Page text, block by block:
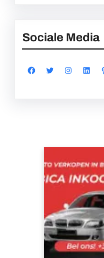
Sociale Media
Facebook Twitter Instagram LinkedIn Pinterest